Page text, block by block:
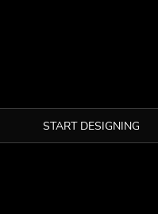
START DESIGNING